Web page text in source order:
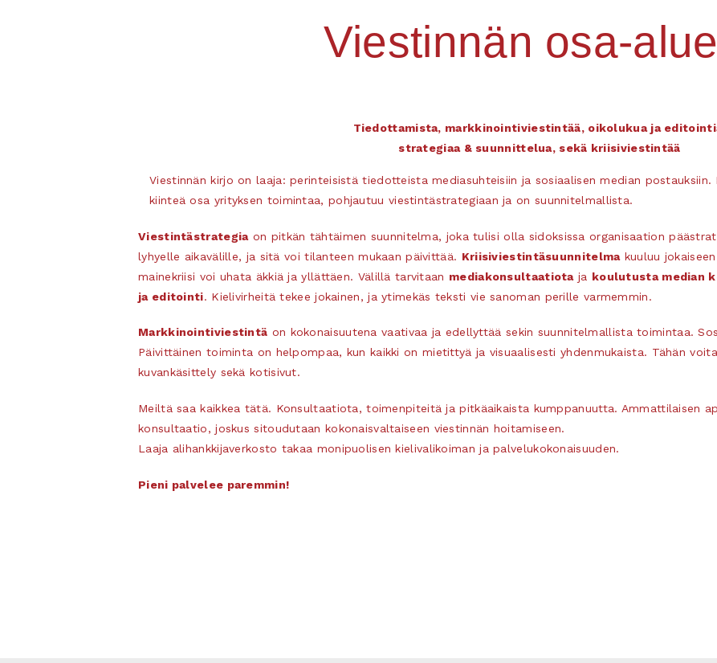
Viestinnän osa-
Tiedottamista, markkinointiviestintää, oikolukua ja
strategiaa & suunnittelua, sekä kriisiviestintää
Viestinnän kirjo on laaja: perinteisistä tiedotteista mediasuhteisiin ja sosiaalisen median postauksiin.
kiinteä osa yrityksen toimintaa, pohjautuu viestintästrategiaan ja on suunnitelmallista.
Viestintästrategiaon pitkän tähtäimen suunnitelma, joka tulisi olla sidoksissa organisaation
lyhyelle aikavälille, ja sitä voi tilanteen mukaan päivittää. Kriisiviestintäsuunnitelmakuuluu
mainekriisi voi uhata äkkiä ja yllättäen. Välillä tarvitaan mediakonsultaatiotaja koulutusta median
ja editointi. Kielivirheitä tekee jokainen, ja ytimekäs teksti vie sanoman perille varmemmin.
Markkinointiviestintä on kokonaisuutena vaativaa ja edellyttää sekin suunnitelmallista toimintaa.
Päivittäinen toiminta on helpompaa, kun kaikki on mietittyä ja visuaalisesti yhdenmukaista. Tähän
kuvankäsittely sekä kotisivut.
Meiltä saa kaikkea tätä. Konsultaatiota, toimenpiteitä ja pitkäaikaista kumppanuutta. Ammattilaisen
konsultaatio, joskus sitoudutaan kokonaisvaltaiseen viestinnän hoitamiseen.
Laaja alihankkijaverkosto takaa monipuolisen kielivalikoiman ja palvelukokonaisuuden.
Pieni palvelee paremmin!